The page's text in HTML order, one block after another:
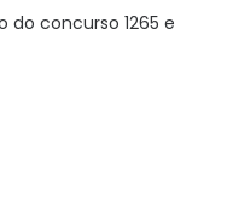
do concurso 1265 e